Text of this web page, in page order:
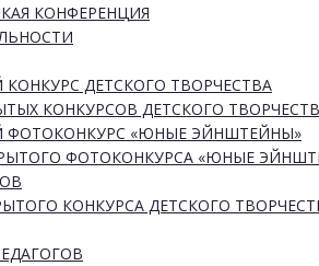
КОНФЕРЕНЦИЯ
ДЕТСКОГО ТВОРЧЕСТВА
КОНКУРСОВ ДЕТСКОГО
ФОТОКОНКУРС «ЮНЫЕ ЭЙНШТЕЙНЫ»
ФОТОКОНКУРСА «ЮНЫЕ
КОНКУРСА ДЕТСКОГО